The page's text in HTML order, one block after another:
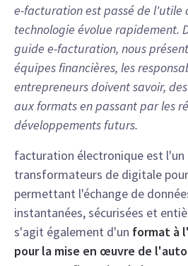
e-facturation est passé de l'utile
technologie évolue rapidement.
guide e-facturation, nous
équipes financières, les
entrepreneurs doivent savoir,
aux formats en passant par les
développements futurs.
facturation électronique est
transformateurs de digitale
permettant l'échange de
instantanées, sécurisées et
s'agit également d'un format à
pour la mise en œuvre de